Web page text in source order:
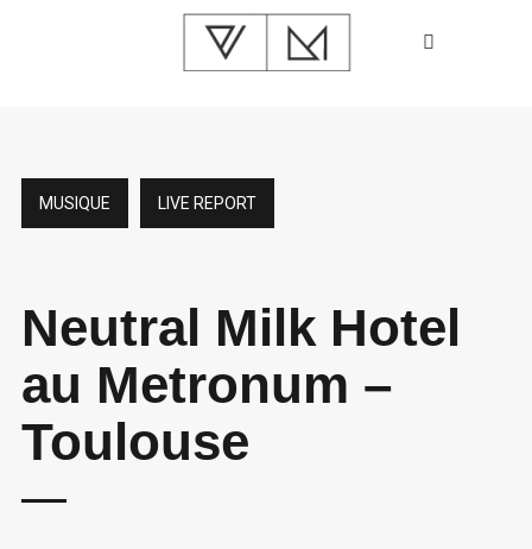
MUSIQUE LIVE REPORT
Neutral Milk Hotel
au Metronum –
Toulouse